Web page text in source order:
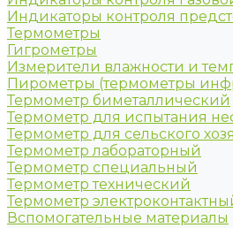
Индикаторы контроля
Термометры
Гигрометры
Измерители влажности и
Пирометры (термометры
Термометр биметаллический
Термометр для испытания
Термометр для сельского
Термометр лабораторный
Термометр специальный
Термометр технический
Термометр
Вспомогательные материалы